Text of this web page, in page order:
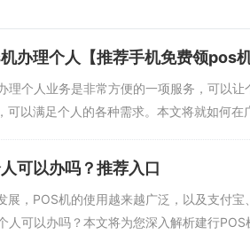
办理个人【推荐手机免费领pos机
理个人业务是非常方便的一项服务，可以
可以满足个人的各种需求。本文将就如何
可以办吗？推荐入口
展，POS机的使用越来越广泛，以及支付
人可以办吗？本文将为您深入解析建行